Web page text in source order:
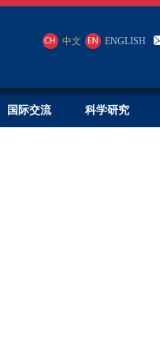
中文 ENGLISH
国际交流 科学研究